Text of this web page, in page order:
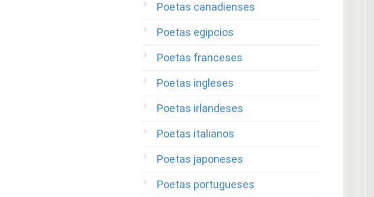
Poetas canadienses
Poetas egipcios
Poetas franceses
Poetas ingleses
Poetas irlandeses
Poetas italianos
Poetas japoneses
Poetas portugueses